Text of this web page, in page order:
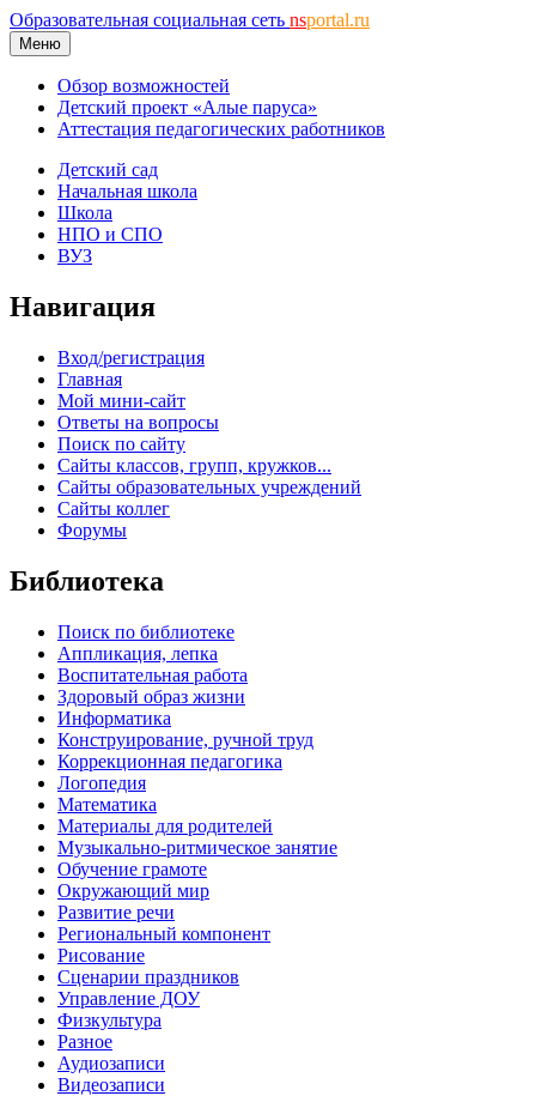
Образовательная социальная сеть nsportal.ru
Меню
Обзор возможностей
Детский проект «Алые паруса»
Аттестация педагогических работников
Детский сад
Начальная школа
Школа
НПО и СПО
ВУЗ
Навигация
Вход/регистрация
Главная
Мой мини-сайт
Ответы на вопросы
Поиск по сайту
Сайты классов, групп, кружков...
Сайты образовательных учреждений
Сайты коллег
Форумы
Библиотека
Поиск по библиотеке
Аппликация, лепка
Воспитательная работа
Здоровый образ жизни
Информатика
Конструирование, ручной труд
Коррекционная педагогика
Логопедия
Математика
Материалы для родителей
Музыкально-ритмическое занятие
Обучение грамоте
Окружающий мир
Развитие речи
Региональный компонент
Рисование
Сценарии праздников
Управление ДОУ
Физкультура
Разное
Аудиозаписи
Видеозаписи